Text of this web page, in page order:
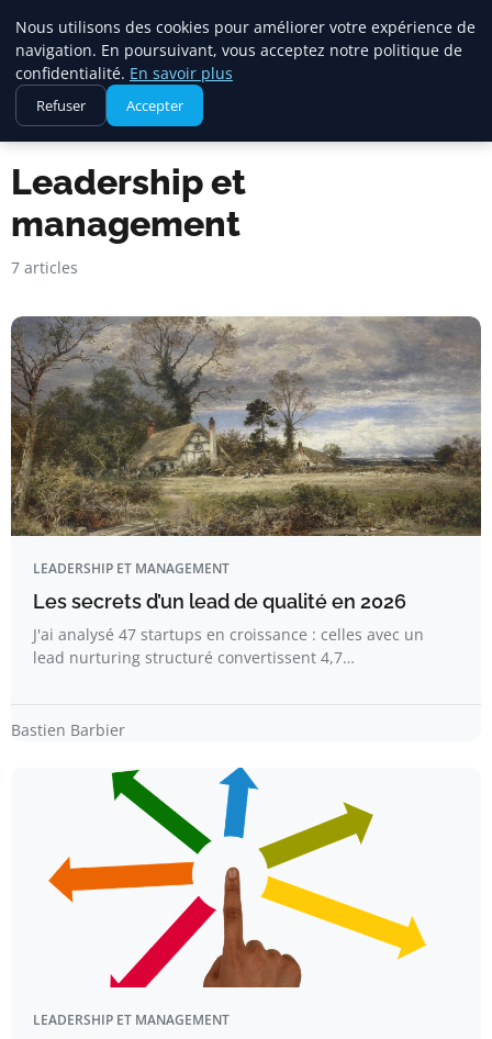
Maadi Gazette
Accueil Leadership et management
Leadership et
management
7 articles
LEADERSHIP ET MANAGEMENT
Les secrets d’un lead de qualité en 2026
J'ai analysé 47 startups en croissance : celles avec un
lead nurturing structuré convertissent 4,7…
Bastien Barbier
LEADERSHIP ET MANAGEMENT
Nous utilisons des cookies pour améliorer votre expérience de
navigation. En poursuivant, vous acceptez notre politique de
confidentialité. En savoir plus
Refuser Accepter